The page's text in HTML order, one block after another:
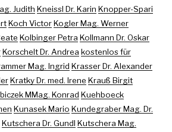
Judith Kneissl Dr. Karin Knopper-Spari
Koch VictorKogler Mag. Werner
Kolbinger Petra Kollmann Dr. Oskar
Korschelt Dr. Andrea kostenlos für
Mag. Ingrid Krasser Dr. Alexander
Kratky Dr. med. Irene Krauß Birgit
MMag. Konrad Kuehboeck
Kunasek Mario Kundegraber Mag. Dr.
Kutschera Dr. Gundl Kutschera Mag.